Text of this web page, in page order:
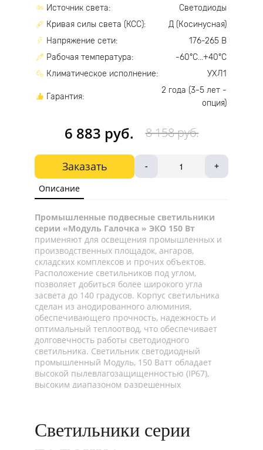
6 883 руб. 8 158 руб.
Заказать - +
Источник света:
Светодиоды
Кривая силы света (КСС):
Д (Косинусная)
Напряжение сети:
176-265 В
Рабочая температура:
-60°С...+40°С
Климатическое исполнение:
УХЛ1
Гарантия:
2 года (3-5 лет -
опция)
Описание
Промышленные подвесные светильники
серии «Модуль Галочка » ЭКО 150 Вт
применяют для освещения промышленных и
производственных площадок, ангаров,
складских комплексов и прочих объектов.
Расположение светильников под углом,
позволяет добиться более широкого угла
засвета до 140 градусов. Корпус светильника
сделан из анодированного алюминия,
обеспечивающего прочность, надежность и
оптимальный теплоотвод, что обеспечивает
долговечность работы светодиодного
светильника. Светильник светодиодный
промышленный Модуль, 150 Ватт обладает
высокой пылевлагозащищенностью (IP67),
высоким диапазоном разрешенных
наружного, так и для внутреннего освещения.
Светодиодный промышленный светильник
Светильники серии